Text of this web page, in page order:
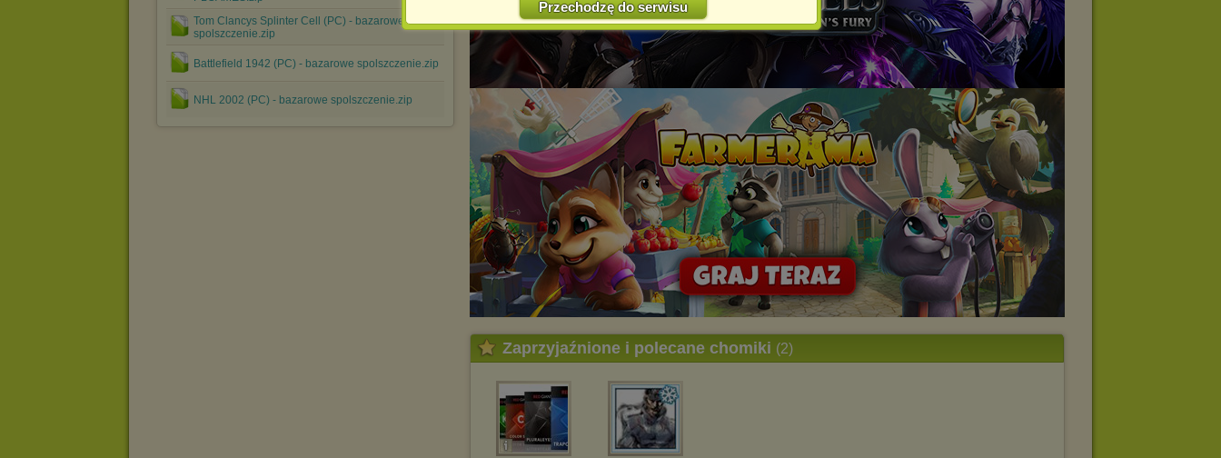
Jednocześnie informujemy że zmiana ustawień przeglądarki może
spowodować ograniczenie korzystania ze strony Chomikuj.pl.
W przypadku braku twojej zgody na akceptację cookies niestety
prosimy o opuszczenie serwisu chomikuj.pl.
Wykorzystanie plików cookiesprzezZaufanych Partnerów
(dostosowanie reklam do Twoich potrzeb, analiza skuteczności działań
marketingowych).
Wyrażenie sprzeciwu spowoduje, że wyświetlana Ci reklama nie
będzie dopasowana do Twoich preferencji, a będzie to reklama
wyświetlona przypadkowo.
Istnieje możliwość zmiany ustawień przeglądarki internetowej w
sposób uniemożliwiający przechowywanie plików cookies na
urządzeniu końcowym. Można również usunąć pliki cookies,
dokonując odpowiednich zmian w ustawieniach przeglądarki
internetowej.
Pełną informację na ten temat znajdziesz pod adresem
http://chomikuj.pl/PolitykaPrywatnosci.aspx.
Przechodzę do serwisu
Tom Clancys Splinter Cell (PC) - bazarowe
spolszczenie.zip
Battlefield 1942 (PC) - bazarowe spolszczenie.zip
NHL 2002 (PC) - bazarowe spolszczenie.zip
Zaprzyjaźnione i polecane chomiki (2)